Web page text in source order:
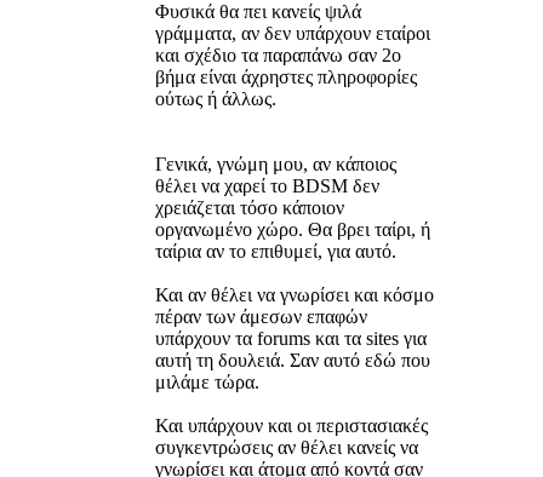
Φυσικά θα πει κανείς ψιλά
γράμματα, αν δεν υπάρχουν εταίροι
και σχέδιο τα παραπάνω σαν 2ο
βήμα είναι άχρηστες πληροφορίες
ούτως ή άλλως.
Γενικά, γνώμη μου, αν κάποιος
θέλει να χαρεί το BDSM δεν
χρειάζεται τόσο κάποιον
οργανωμένο χώρο. Θα βρει ταίρι, ή
ταίρια αν το επιθυμεί, για αυτό.
Και αν θέλει να γνωρίσει και κόσμο
πέραν των άμεσων επαφών
υπάρχουν τα forums και τα sites για
αυτή τη δουλειά. Σαν αυτό εδώ που
μιλάμε τώρα.
Και υπάρχουν και οι περιστασιακές
συγκεντρώσεις αν θέλει κανείς να
γνωρίσει και άτομα από κοντά σαν